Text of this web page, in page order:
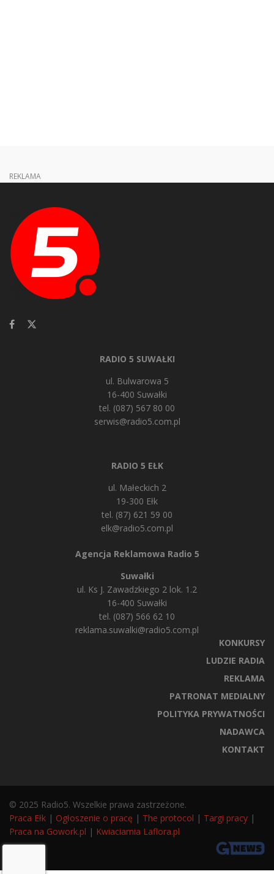
REKLAMA
RADIO 5 SUWAŁKI
ul. Bulwarowa 5
16-400 Suwałki
tel. (087) 567 80 00
serwis@radio5.com.pl
RADIO 5 EŁK
ul. Małeckich 2
19-300 Ełk
tel. (87) 621 59 00
elk@radio5.com.pl
Agencja Reklamowa Radio 5
Suwałki
ul. Ks J. Zawadzkiego 2 lok. 1.2
16-400 Suwałki
tel. (087) 566 62 10
reklama.suwalki@radio5.com.pl
KONKURSY
LUDZIE RADIA
REKLAMA
PATRONAT MEDIALNY
POLITYKA PRYWATNOŚCI
NADAWCA
KONTAKT
© 2025 Radio5. Wszelkie prawa zastrzeżone.
Praca Ełk | Ogłoszenie o pracę | The protocol | Targi pracy |
Praca na Gowork.pl | Kwiaciarnia Laflora.pl